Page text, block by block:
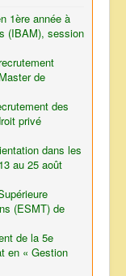
1ère année à
(IBAM), session
de
des
privé
dans les
au 25 août
(ESMT) de
de la 5e
en « Gestion